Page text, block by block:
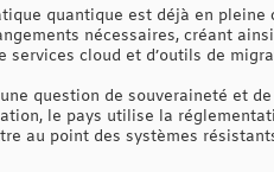
quantique est déjà en pleine
nécessaires, créant
cloud et d’outils de
question de souveraineté et
le pays utilise la
au point des systèmes